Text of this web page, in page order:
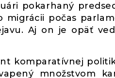
pokarhaný
migrácii počas
Aj on je opäť
komparatívnej
množstvom